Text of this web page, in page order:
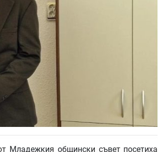
Младежкия общински съвет посетиха